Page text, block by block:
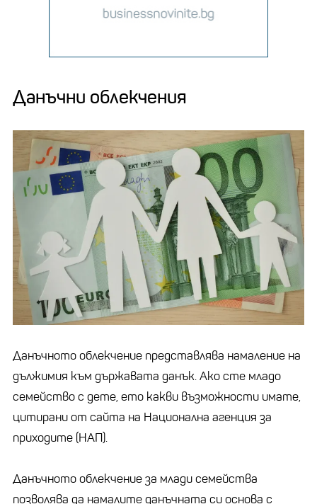
Данъчни облекчения
Данъчното облекчение представлява намаление на
дължимия към държавата данък. Ако сте младо
семейство с дете, ето какви възможности имате,
цитирани от сайта на Национална агенция за
приходите (НАП).
Данъчното облекчение за млади семейства
позволява да намалите данъчната си основа с